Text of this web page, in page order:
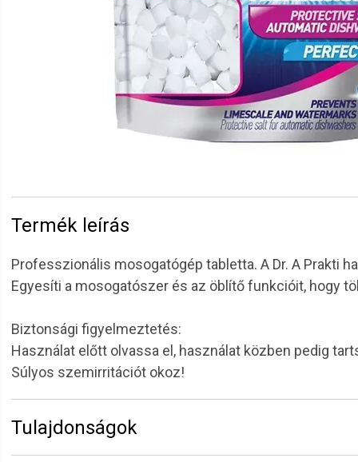
Termék leírás
Professzionális mosogatógép tabletta. A Dr. A Prakti
Egyesíti a mosogatószer és az öblítő funkcióit, hogy
Biztonsági figyelmeztetés:
Használat előtt olvassa el, használat közben pedig
Súlyos szemirritációt okoz!
Tulajdonságok